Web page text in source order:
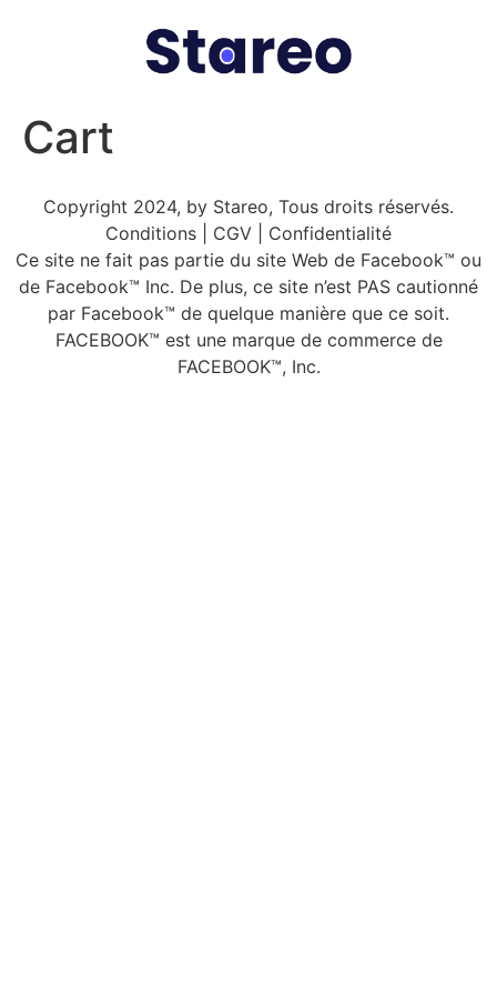
Cart
Copyright 2024, by Stareo, Tous droits réservés.
Conditions | CGV | Confidentialité
Ce site ne fait pas partie du site Web de Facebook™ ou
de Facebook™ Inc. De plus, ce site n’est PAS cautionné
par Facebook™ de quelque manière que ce soit.
FACEBOOK™ est une marque de commerce de
FACEBOOK™, Inc.